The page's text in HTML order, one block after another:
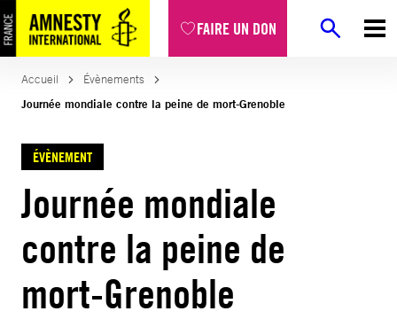
FAIRE UN DON
Accueil
Évènements
Journée mondiale contre la peine de mort-Grenoble
ÉVÈNEMENT
Journée mondiale
contre la peine de
mort-Grenoble